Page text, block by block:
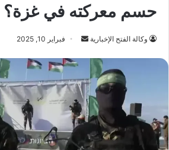
حسم معركته في غزة؟
وكالة الفتح الإخبارية
أرسل
إلكترونيا
فبراير 10, 2025